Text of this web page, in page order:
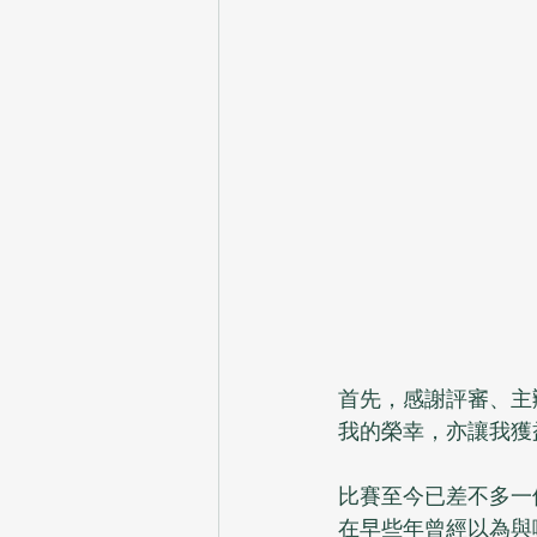
首先，感謝評審、
我的榮幸，亦讓我
比賽至今已差不多
在早些年曾經以為